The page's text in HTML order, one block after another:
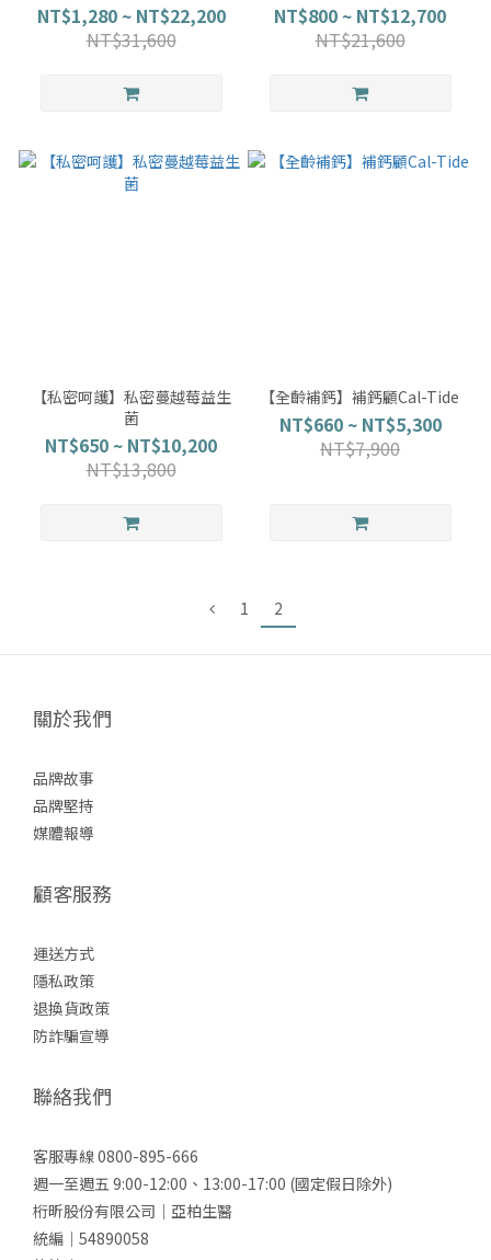
NT$1,280 ~ NT$22,200
NT$31,600
NT$800 ~ NT$12,700
NT$21,600
【私密呵護】私密蔓越莓益生
菌
NT$650 ~ NT$10,200
NT$13,800
【全齡補鈣】補鈣顧Cal-Tide
NT$660 ~ NT$5,300
NT$7,900
1 2
關於我們
品牌故事
品牌堅持
媒體報導
顧客服務
運送方式
隱私政策
退換貨政策
防詐騙宣導
聯絡我們
客服專線 0800-895-666
週一至週五 9:00-12:00、13:00-17:00 (國定假日除外)
桁昕股份有限公司｜亞柏生醫
統編｜54890058